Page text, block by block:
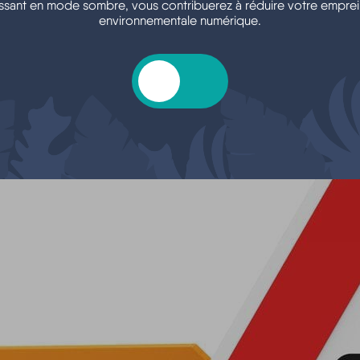
en mode sombre, vous contribuerez à réduire votre
environnementale numérique.